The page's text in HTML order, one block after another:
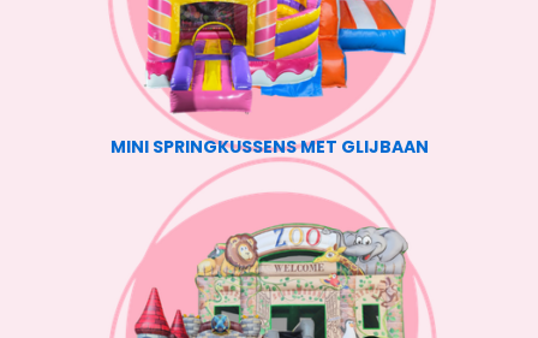
MINI SPRINGKUSSENS MET GLIJBAAN